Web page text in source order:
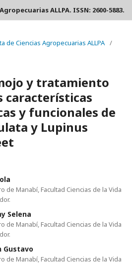
ALLPA. ISSN: 2600-5883.
de Ciencias Agropecuarias ALLPA /
y tratamiento
características
y funcionales de
y Lupinus
de Manabí, Facultad Ciencias de la Vida
Selena
de Manabí, Facultad Ciencias de la Vida
Gustavo
de Manabí, Facultad Ciencias de la Vida